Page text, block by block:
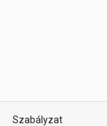
Szabályzat